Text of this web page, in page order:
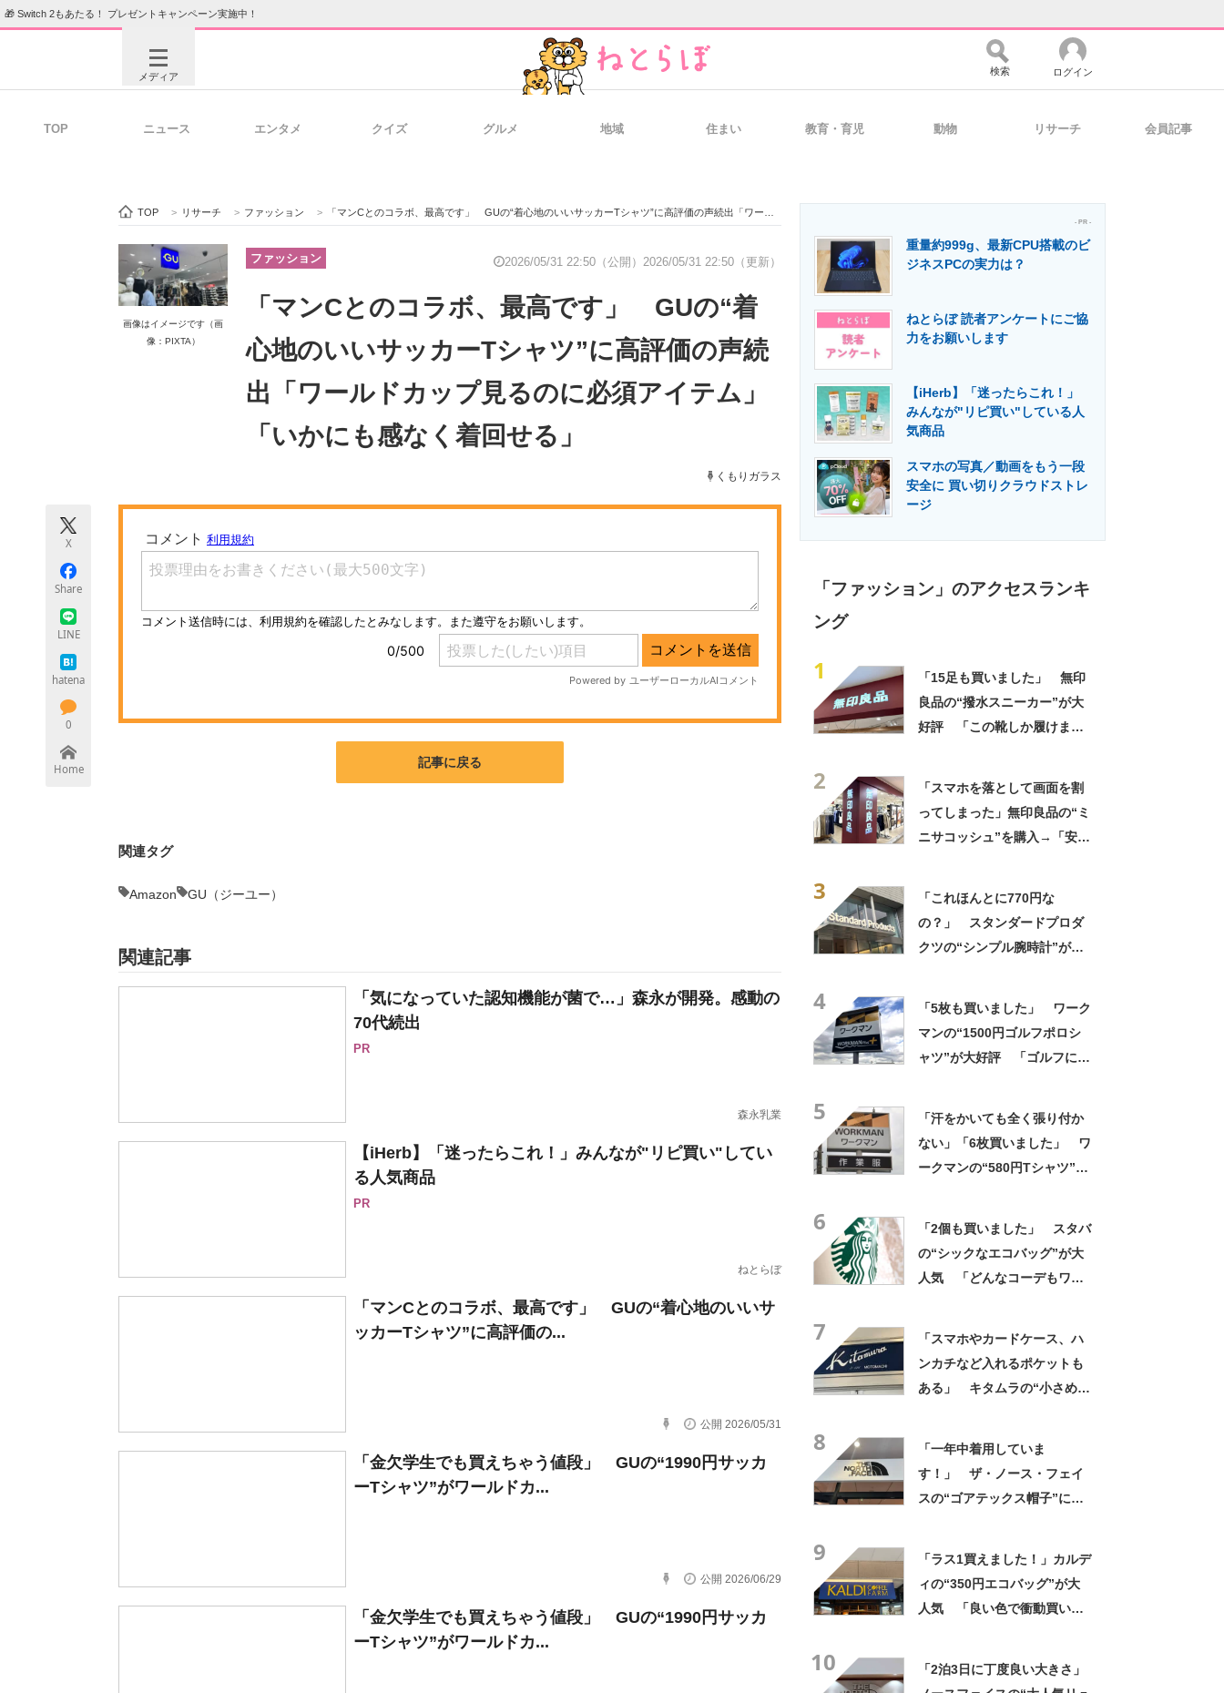
🎁 Switch 2もあたる！ プレゼントキャンペーン実施中！
メディア
ビジネスと働き方のヒント 経営リーダーのコミュニティ マーケ×ITの今がよく分かる
ITエンジニア向け専門サイト IT製品の技術・比較・事例 製造業のIT導入・活用を支援
モノづくり技術者専門サイト エレクトロニクス専門サイト エネルギーの専門メディア 建設×テクノロジーの最前線
ちょっと気になるネットの話題
検索 ログイン
TOP ニュース エンタメ クイズ グルメ 地域 住まい 教育・育児 動物 リサーチ 会員記事
TOP > リサーチ > ファッション > 「マンCとのコラボ、最高です」 GUの“着心地のいいサッカーTシャツ”に高評価の声続出「ワールドカップ見るのに必須アイテム」「いかにも感なく着回せる」
画像はイメージです（画
像：PIXTA）
ファッション 2026/05/31 22:50（公開） 2026/05/31 22:50（更新）
「マンCとのコラボ、最高です」 GUの“着
心地のいいサッカーTシャツ”に高評価の声続
出「ワールドカップ見るのに必須アイテム」
「いかにも感なく着回せる」
くもりガラス
X
Share
LINE
hatena
0
Home 記事に戻る
関連タグ
Amazon GU（ジーユー）
関連記事
「気になっていた認知機能が菌で…」森永が開発。感動の
70代続出
PR
森永乳業
【iHerb】「迷ったらこれ！」みんなが"リピ買い"してい
る人気商品
PR
ねとらぼ
「マンCとのコラボ、最高です」 GUの“着心地のいいサ
ッカーTシャツ”に高評価の...
公開 2026/05/31
「金欠学生でも買えちゃう値段」 GUの“1990円サッカ
ーTシャツ”がワールドカ...
公開 2026/06/29
「金欠学生でも買えちゃう値段」 GUの“1990円サッカ
ーTシャツ”がワールドカ...
- PR -
重量約999g、最新CPU搭載のビ
ジネスPCの実力は？
ねとらぼ 読者アンケートにご協
力をお願いします
【iHerb】「迷ったらこれ！」
みんなが"リピ買い"している人
気商品
スマホの写真／動画をもう一段
安全に 買い切りクラウドストレ
ージ
「ファッション」のアクセスランキ
ング
1
「15足も買いました」 無印
良品の“撥水スニーカー”が大
好評 「この靴しか履けませ
2
「スマホを落として画面を割
ってしまった」無印良品の“ミ
ニサコッシュ”を購入→「安心
3
「これほんとに770円な
の？」 スタンダードプロダ
クツの“シンプル腕時計”が大
4
「5枚も買いました」 ワーク
マンの“1500円ゴルフポロシ
ャツ”が大好評 「ゴルフにも
5
「汗をかいても全く張り付か
ない」「6枚買いました」 ワ
ークマンの“580円Tシャツ”が
6
「2個も買いました」 スタバ
の“シックなエコバッグ”が大
人気 「どんなコーデもワン
7
「スマホやカードケース、ハ
ンカチなど入れるポケットも
ある」 キタムラの“小さめシ
8
「一年中着用していま
す！」 ザ・ノース・フェイ
スの“ゴアテックス帽子”に絶
9
「ラス1買えました！」カルデ
ィの“350円エコバッグ”が大
人気 「良い色で衝動買い」
10
「2泊3日に丁度良い大きさ」